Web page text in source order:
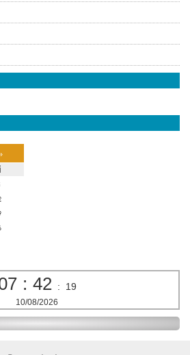
: 42 : 19
10/08/2026